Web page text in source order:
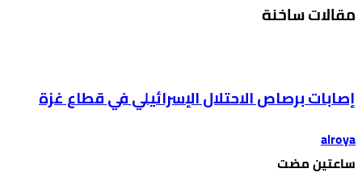
مقالات ساخنة
إصابات برصاص الاحتلال الإسرائيلي في قطاع غزة
alroya
‫‫‫‏‫ساعتين مضت‬